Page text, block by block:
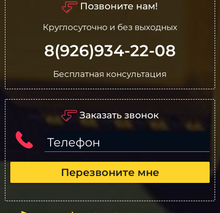
Позвоните нам!
Круглосуточно и без выходных
8(926)934-22-08
Бесплатная консультация
Заказать звонок
Телефон
Перезвоните мне